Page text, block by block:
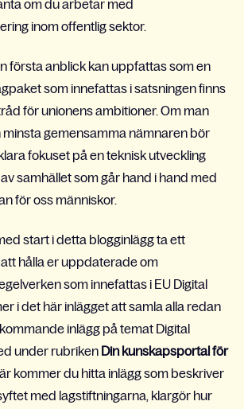
om du arbetar med
inom offentlig sektor.
första anblick kan uppfattas som en
som innefattas i satsningen finns
för unionens ambitioner. Om man
minsta gemensamma nämnaren bör
fokuset på en teknisk utveckling
samhället som går hand i hand med
för oss människor.
start i detta blogginlägg ta ett
hålla er uppdaterade om
som innefattas i EU Digital
i det här inlägget att samla alla redan
inlägg på temat Digital
under rubriken Din kunskapsportal för
kommer du hitta inlägg som beskriver
med lagstiftningarna, klargör hur